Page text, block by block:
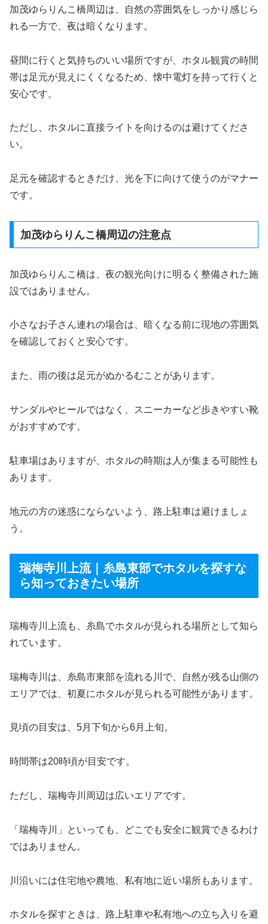
加茂ゆらりんこ橋周辺は、自然の雰囲気をしっかり感じら
れる一方で、夜は暗くなります。
昼間に行くと気持ちのいい場所ですが、ホタル観賞の時間
帯は足元が見えにくくなるため、懐中電灯を持って行くと
安心です。
ただし、ホタルに直接ライトを向けるのは避けてくださ
い。
足元を確認するときだけ、光を下に向けて使うのがマナー
です。
加茂ゆらりんこ橋周辺の注意点
加茂ゆらりんこ橋は、夜の観光向けに明るく整備された施
設ではありません。
小さなお子さん連れの場合は、暗くなる前に現地の雰囲気
を確認しておくと安心です。
また、雨の後は足元がぬかるむことがあります。
サンダルやヒールではなく、スニーカーなど歩きやすい靴
がおすすめです。
駐車場はありますが、ホタルの時期は人が集まる可能性も
あります。
地元の方の迷惑にならないよう、路上駐車は避けましょ
う。
瑞梅寺川上流｜糸島東部でホタルを探すな
ら知っておきたい場所
瑞梅寺川上流も、糸島でホタルが見られる場所として知ら
れています。
瑞梅寺川は、糸島市東部を流れる川で、自然が残る山側の
エリアでは、初夏にホタルが見られる可能性があります。
見頃の目安は、5月下旬から6月上旬。
時間帯は20時頃が目安です。
ただし、瑞梅寺川周辺は広いエリアです。
「瑞梅寺川」といっても、どこでも安全に観賞できるわけ
ではありません。
川沿いには住宅地や農地、私有地に近い場所もあります。
ホタルを探すときは、路上駐車や私有地への立ち入りを避